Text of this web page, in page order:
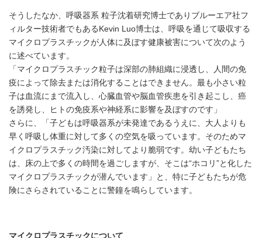
そうしたなか、呼吸器系 粒子沈着研究博士でありブルーエア社フ
ィルター技術者でもあるKevin Luo博士は、呼吸を通じて吸収する
マイクロプラスチックが人体に及ぼす健康被害について次のよう
に述べています。
「マイクロプラスチック粒子は深部の肺組織に浸透し、人間の免
疫によって除去または消化することはできません。最も小さい粒
子は血流にまで流入し、心臓血管や脳血管疾患を引き起こし、癌
を誘発し、ヒトの免疫系や神経系に影響を及ぼすのです」
さらに、「子どもは呼吸器系が未発達であるうえに、大人よりも
早く呼吸し体重に対して多くの空気を吸っています。そのためマ
イクロプラスチック汚染に対してより脆弱です。幼い子どもたち
は、床の上で多くの時間を過ごしますが、そこは“ホコリ”と化した
マイクロプラスチックが潜んでいます」と、特に子どもたちが危
険にさらされていることに警鐘を鳴らしています。
マイクロプラスチックについて